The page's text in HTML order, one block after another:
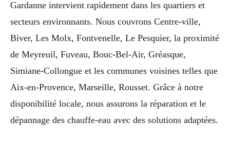
Gardanne intervient rapidement dans les quartiers et
secteurs environnants. Nous couvrons Centre-ville,
Biver, Les Molx, Fontvenelle, Le Pesquier, la proximité
de Meyreuil, Fuveau, Bouc-Bel-Air, Gréasque,
Simiane-Collongue et les communes voisines telles que
Aix-en-Provence, Marseille, Rousset. Grâce à notre
disponibilité locale, nous assurons la réparation et le
dépannage des chauffe-eau avec des solutions adaptées.